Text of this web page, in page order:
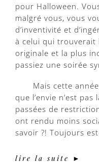
pour Halloween.
malgré vous, vous
d’inventivité et
à celui qui trouverait
originale et la plus
passiez une soirée
Mais cette
que l’envie n’est
passées de
ont rendu moins
savoir ?! Toujours
lire la suite ►